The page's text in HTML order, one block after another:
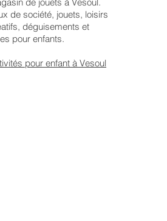
de société, jouets, loisirs
déguisements et
pour enfants.
pour enfant à Vesoul